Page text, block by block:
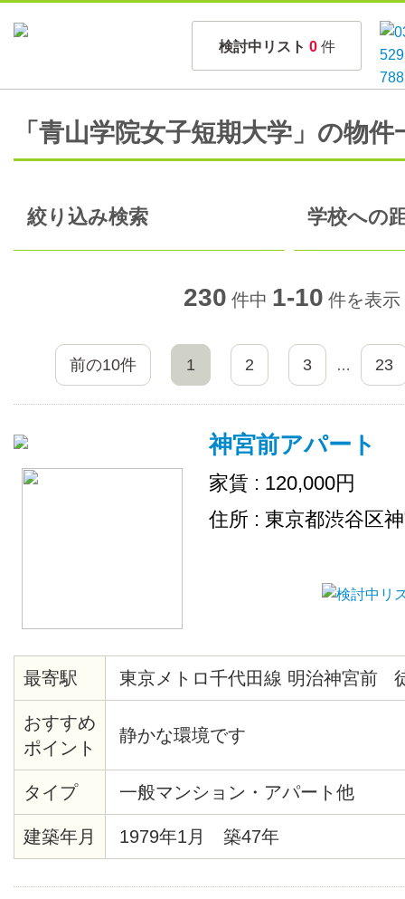
検討中リスト 0 件
「青山学院女子短期大学」の物件
絞り込み検索 学校への
230 件中 1-10 件を表示
前の10件 1 2 3 … 23
神宮前アパート
家賃 : 120,000円
住所 : 東京都渋谷区
最寄駅 東京メトロ千代田線 明治神宮前
おすすめ
ポイント
静かな環境です
タイプ 一般マンション・アパート他
建築年月 1979年1月 築47年